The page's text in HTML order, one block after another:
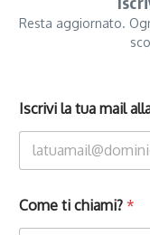
Resta aggiornato.
Iscrivi la tua mail
Come ti chiami? *